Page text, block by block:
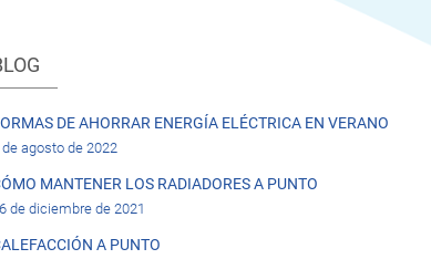
DE AHORRAR ENERGÍA ELÉCTRICA EN VERANO
de agosto de 2022
MANTENER LOS RADIADORES A PUNTO
de diciembre de 2021
A PUNTO